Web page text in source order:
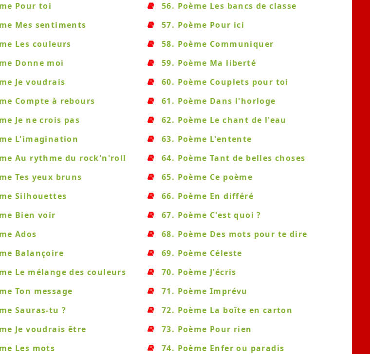
Pour toi
Mes sentiments
Les couleurs
Donne moi
Je voudrais
Compte à rebours
Je ne crois pas
L'imagination
Au rythme du rock'n'roll
Tes yeux bruns
Silhouettes
Bien voir
Ados
Balançoire
Le mélange des couleurs
Ton message
Sauras-tu ?
Je voudrais être
Les mots
56. Poème Les bancs de classe
57. Poème Pour ici
58. Poème Communiquer
59. Poème Ma liberté
60. Poème Couplets pour toi
61. Poème Dans l'horloge
62. Poème Le chant de l'eau
63. Poème L'entente
64. Poème Tant de belles choses
65. Poème Ce poème
66. Poème En différé
67. Poème C'est quoi ?
68. Poème Des mots pour te dire
69. Poème Céleste
70. Poème J'écris
71. Poème Imprévu
72. Poème La boîte en carton
73. Poème Pour rien
74. Poème Enfer ou paradis